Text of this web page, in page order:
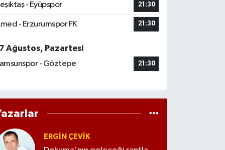
- Eyüpspor 21:30
- Erzurumspor FK 21:30
Ağustos, Pazartesi
- Göztepe
21:30
ERGIN ÇEVİK